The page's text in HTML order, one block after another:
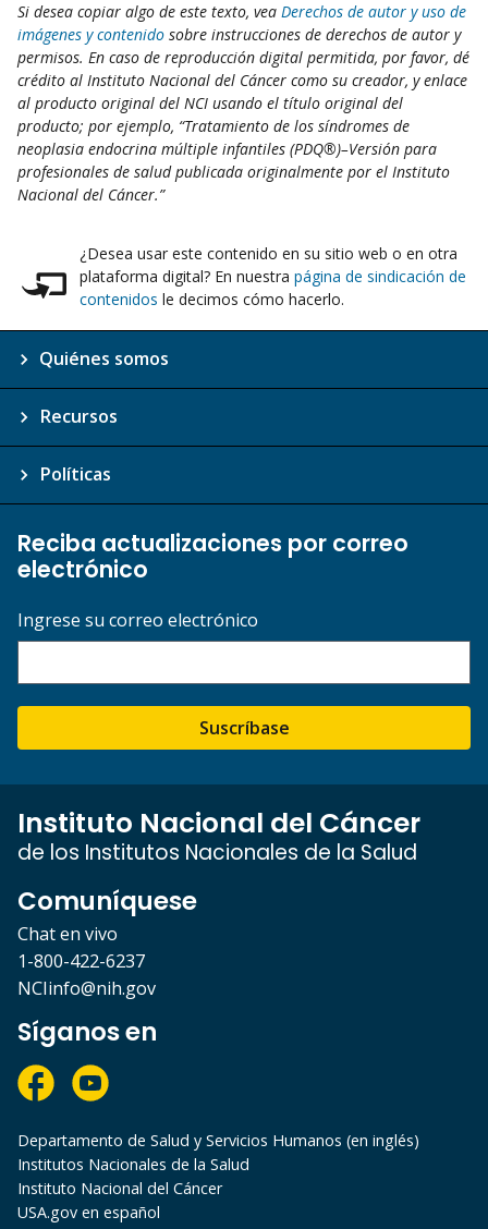
Si desea copiar algo de este texto, vea Derechos de autor y uso de
imágenes y contenido sobre instrucciones de derechos de autor y
permisos. En caso de reproducción digital permitida, por favor, dé
crédito al Instituto Nacional del Cáncer como su creador, y enlace
al producto original del NCI usando el título original del
producto; por ejemplo, “Tratamiento de los síndromes de
neoplasia endocrina múltiple infantiles (PDQ®)–Versión para
profesionales de salud publicada originalmente por el Instituto
Nacional del Cáncer.”
¿Desea usar este contenido en su sitio web o en otra
plataforma digital? En nuestra página de sindicación de
contenidos le decimos cómo hacerlo.
Quiénes somos
Recursos
Políticas
Reciba actualizaciones por correo
electrónico
Ingrese su correo electrónico
Suscríbase
Instituto Nacional del Cáncer
de los Institutos Nacionales de la Salud
Comuníquese
Chat en vivo
1-800-422-6237
NCIinfo@nih.gov
Síganos en
Departamento de Salud y Servicios Humanos (en inglés)
Institutos Nacionales de la Salud
Instituto Nacional del Cáncer
USA.gov en español